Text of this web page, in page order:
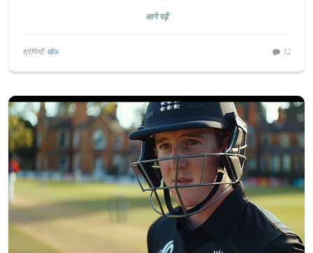
आगे पढ़ें
श्रेणियाँ: खेल 12